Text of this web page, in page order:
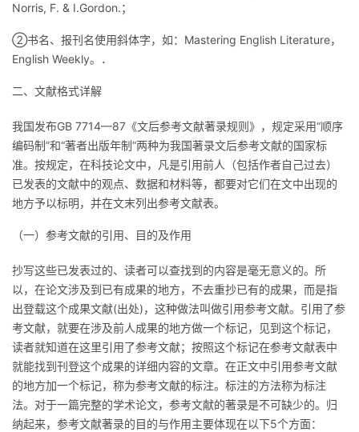
Norris, F. & I.Gordon.；
②书名、报刊名使用斜体字，如：Mastering English Literature，
English Weekly。．
二、文献格式详解
我国发布GB 7714—87《文后参考文献著录规则》，规定采用“顺序
编码制”和“著者出版年制”两种为我国著录文后参考文献的国家标
准。按规定，在科技论文中，凡是引用前人（包括作者自己过去）
已发表的文献中的观点、数据和材料等，都要对它们在文中出现的
地方予以标明，并在文末列出参考文献表。
（一）参考文献的引用、目的及作用
抄写这些已发表过的、读者可以查找到的内容是毫无意义的。所
以，在论文涉及到已有成果的地方，不去重抄已有的成果，而是指
出登载这个成果文献(出处)，这种做法叫做引用参考文献。引用了参
考文献，就要在涉及前人成果的地方做一个标记，见到这个标记，
读者就知道在这里引用了参考文献；按照这个标记在参考文献表中
就能找到刊登这个成果的详细内容的文章。在正文中引用参考文献
的地方加一个标记，称为参考文献的标注。标注的方法称为标注
法。对于一篇完整的学术论文，参考文献的著录是不可缺少的。归
纳起来，参考文献著录的目的与作用主要体现在以下5个方面：